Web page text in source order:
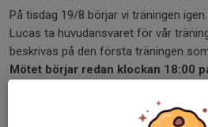
På tisdag 19/8 börjar vi träningen
Lucas ta huvudansvaret för vår
beskrivas på den första träningen
Mötet börjar redan klockan 18:00